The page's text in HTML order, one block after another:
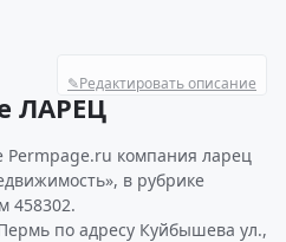
✎Редактировать описание
ЛАРЕЦ
Permpage.ru компания ларец
в рубрике
458302.
по адресу Куйбышева ул.,